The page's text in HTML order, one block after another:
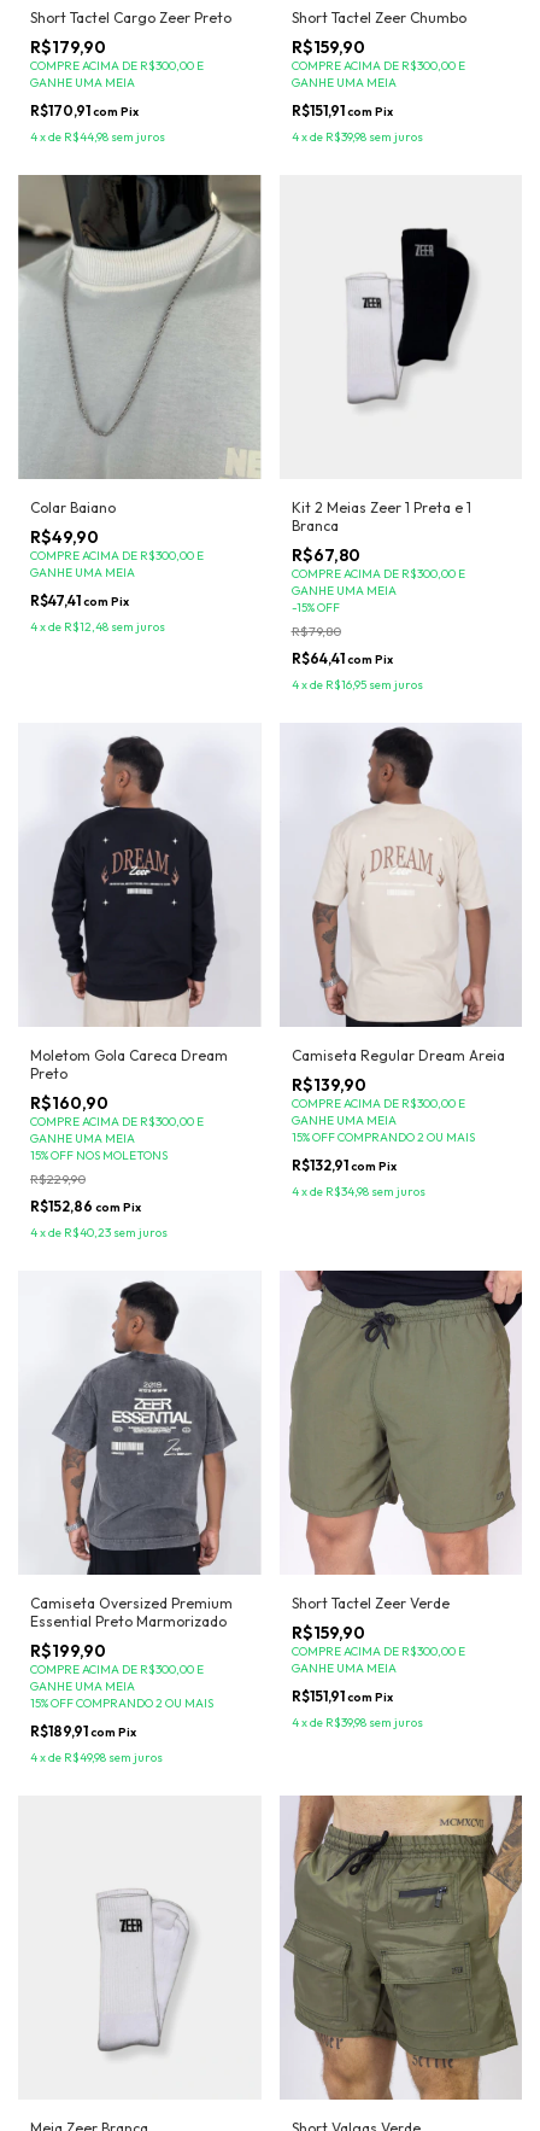
Short Tactel Cargo Zeer Preto
R$179,90
COMPRE ACIMA DE R$300,00 E
GANHE UMA MEIA
R$170,91com Pix
4xde R$44,98 sem juros
Short Tactel Zeer Chumbo
R$159,90
COMPRE ACIMA DE R$300,00 E
GANHE UMA MEIA
R$151,91com Pix
4xde R$39,98 sem juros
Colar Baiano
R$49,90
COMPRE ACIMA DE R$300,00 E
GANHE UMA MEIA
R$47,41com Pix
4xde R$12,48 sem juros
Kit 2 Meias Zeer 1 Preta e 1
Branca
R$67,80
COMPRE ACIMA DE R$300,00 E
GANHE UMA MEIA
-15%OFF
R$79,80
R$64,41com Pix
4xde R$16,95 sem juros
Moletom Gola Careca Dream
Preto
R$160,90
COMPRE ACIMA DE R$300,00 E
GANHE UMA MEIA
15% OFF NOS MOLETONS
R$229,90
R$152,86 com Pix
4xde R$40,23 sem juros
Camiseta Regular Dream Areia
R$139,90
COMPRE ACIMA DE R$300,00 E
GANHE UMA MEIA
15% OFF COMPRANDO 2 OU MAIS
R$132,91com Pix
4xde R$34,98 sem juros
Camiseta Oversized Premium
Essential Preto Marmorizado
R$199,90
COMPRE ACIMA DE R$300,00 E
GANHE UMA MEIA
15% OFF COMPRANDO 2 OU MAIS
R$189,91com Pix
4xde R$49,98 sem juros
Short Tactel Zeer Verde
R$159,90
COMPRE ACIMA DE R$300,00 E
GANHE UMA MEIA
R$151,91com Pix
4xde R$39,98 sem juros